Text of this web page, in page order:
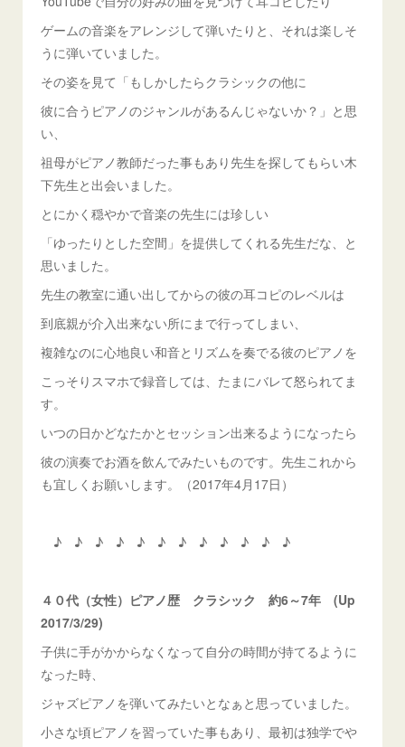
ゲームの音楽をアレンジして弾いたりと、それは楽しそ
うに弾いていました。
その姿を見て「もしかしたらクラシックの他に
彼に合うピアノのジャンルがあるんじゃないか？」と思
い、
祖母がピアノ教師だった事もあり先生を探してもらい木
下先生と出会いました。
とにかく穏やかで音楽の先生には珍しい
「ゆったりとした空間」を提供してくれる先生だな、と
思いました。
先生の教室に通い出してからの彼の耳コピのレベルは
到底親が介入出来ない所にまで行ってしまい、
複雑なのに心地良い和音とリズムを奏でる彼のピアノを
こっそりスマホで録音しては、たまにバレて怒られてま
す。
いつの日かどなたかとセッション出来るようになったら
彼の演奏でお酒を飲んでみたいものです。先生これから
も宜しくお願いします。（2017年4月17日）
♪ ♪ ♪ ♪ ♪ ♪ ♪ ♪ ♪ ♪ ♪ ♪
４０代（女性）ピアノ歴 クラシック 約6～7年 (Up
2017/3/29)
子供に手がかからなくなって自分の時間が持てるように
なった時、
ジャズピアノを弾いてみたいとなぁと思っていました。
小さな頃ピアノを習っていた事もあり、最初は独学でや